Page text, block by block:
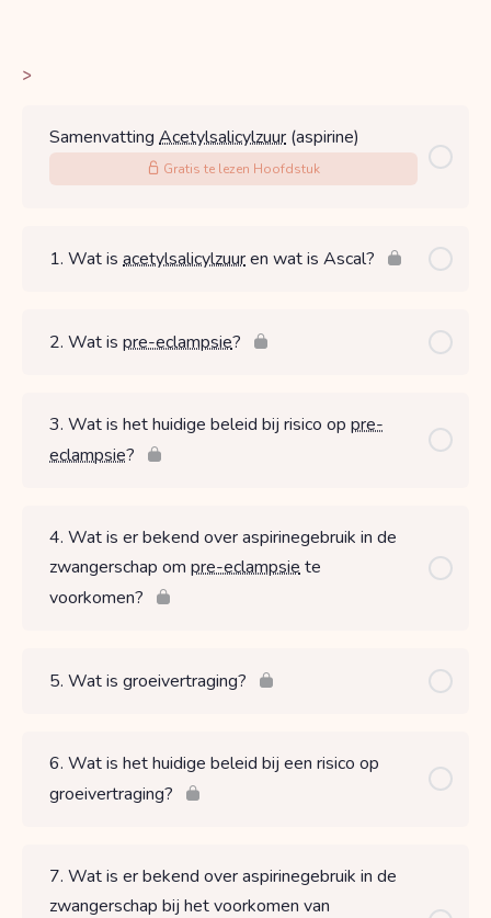
>
Samenvatting Acetylsalicylzuur (aspirine)
Gratis te lezen Hoofdstuk
1. Wat is acetylsalicylzuuren wat is Ascal?
2. Wat is pre-eclampsie?
3. Wat is het huidige beleid bij risico op pre-
eclampsie?
4. Wat is er bekend over aspirinegebruik in de
zwangerschap om pre-eclampsiete
voorkomen?
5. Wat is groeivertraging?
6. Wat is het huidige beleid bij een risico op
groeivertraging?
7. Wat is er bekend over aspirinegebruik in de
zwangerschap bij het voorkomen van